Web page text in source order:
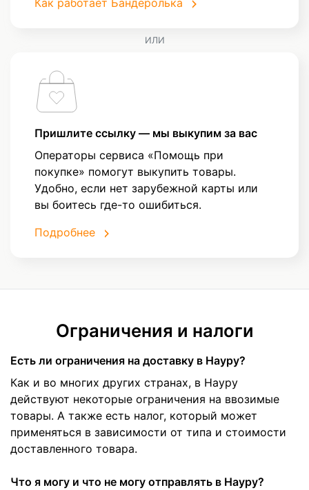
Как работает Бандеролька
ИЛИ
Пришлите ссылку — мы выкупим за вас
Операторы сервиса «Помощь при
покупке» помогут выкупить товары.
Удобно, если нет зарубежной карты или
вы боитесь где-то ошибиться.
Подробнее
Ограничения и налоги
Есть ли ограничения на доставку в Науру?
Как и во многих других странах, в Науру
действуют некоторые ограничения на ввозимые
товары. А также есть налог, который может
применяться в зависимости от типа и стоимости
доставленного товара.
Что я могу и что не могу отправлять в Науру?